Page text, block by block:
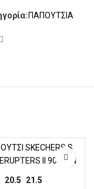
ΠΑΠΟΥΤΣΙΑ
20.5
21.5